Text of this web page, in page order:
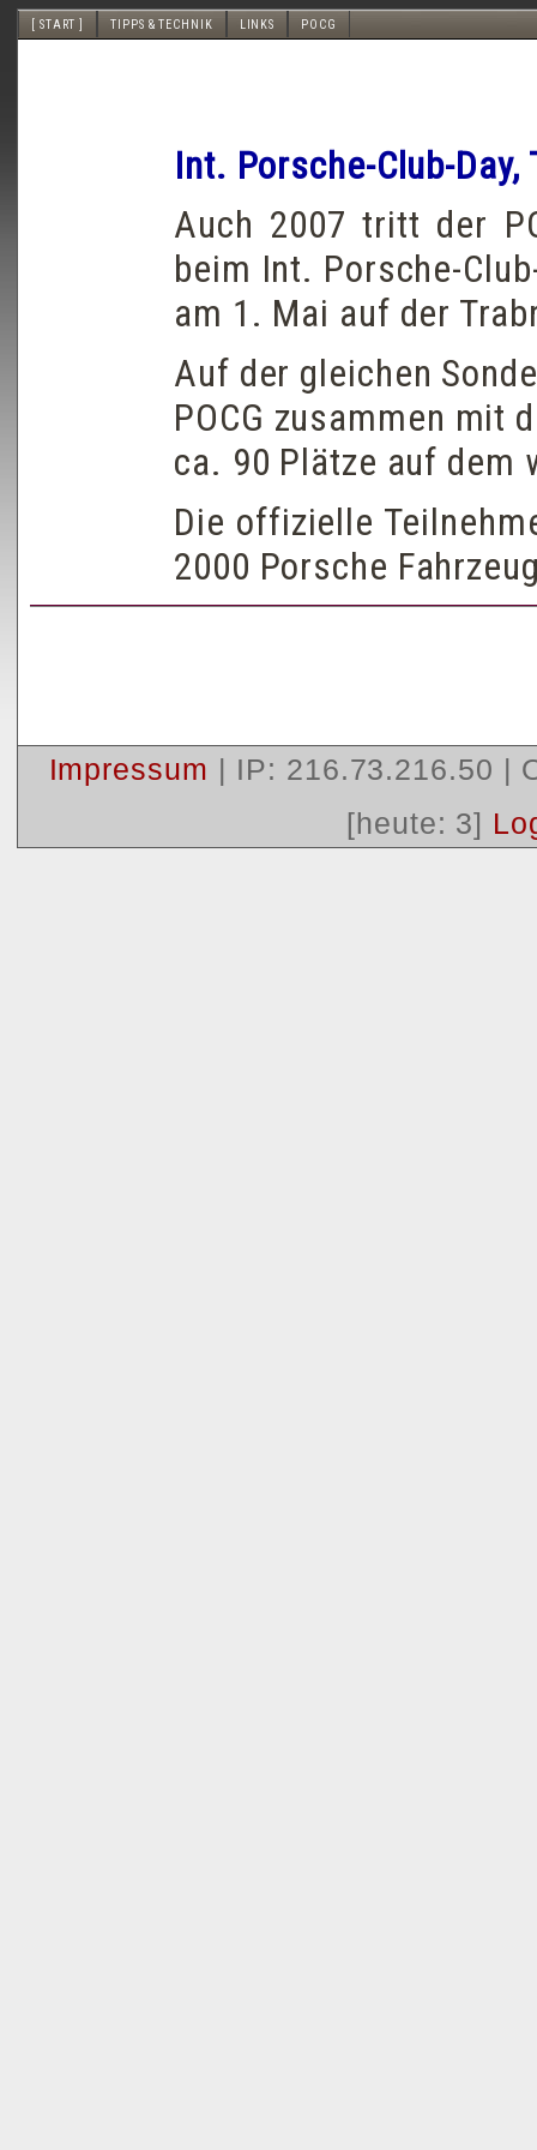
[ START ] TIPPS & TECHNIK LINKS POCG
Int. Porsche-Club-
Auch 2007 tritt der
beim Int. Porsche-
am 1. Mai auf der
Auf der gleichen
POCG zusammen mit
ca. 90 Plätze auf dem
Die offizielle
2000 Porsche
Impressum | IP: 216.73.216.50 |
[heute: 3]